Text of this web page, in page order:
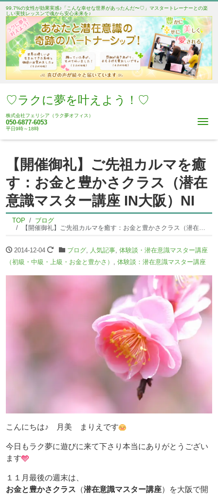
99.7%の女性が効果実感♪「こんな幸せな世界があったんだ〜♡」マスタートレーナーとの楽
しい実技レッスンで魂から安心未来を♪
♡ラクに夢を叶えよう！♡
株式会社フェリシア（ラク夢オフィス）
050-6877-6053
平日9時～18時
【開催御礼】ご先祖カルマを癒
す：お金と豊かさクラス（潜在
意識マスター講座 IN大阪）NI
TOP
ブログ
【開催御礼】ご先祖カルマを癒す：お金と豊かさクラス（潜在意識マスター講座 in大阪）NI
2014-12-04 ブログ, 人気記事, 体験談・潜在意識マスター講座
（初級・中級・上級・お金と豊かさ）
体験談：潜在意識マスター講座
こんにちは♪ 月美 まりえです
今日もラク夢に遊びに来て下さり本当にありがとうござい
ます
１１月最後の週末は、
お金と豊かさクラス （潜在意識マスター講座）を大阪で開